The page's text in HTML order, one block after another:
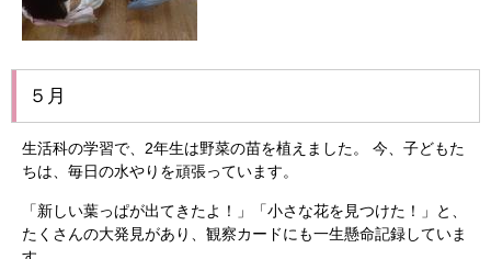
５月
生活科の学習で、2年生は野菜の苗を植えました。 今、子どもた
ちは、毎日の水やりを頑張っています。
「新しい葉っぱが出てきたよ！」「小さな花を見つけた！」と、
たくさんの大発見があり、観察カードにも一生懸命記録していま